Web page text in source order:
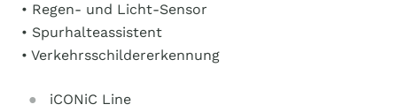
• Regen- und Licht-Sensor
• Spurhalteassistent
• Verkehrsschildererkennung
iCONiC Line